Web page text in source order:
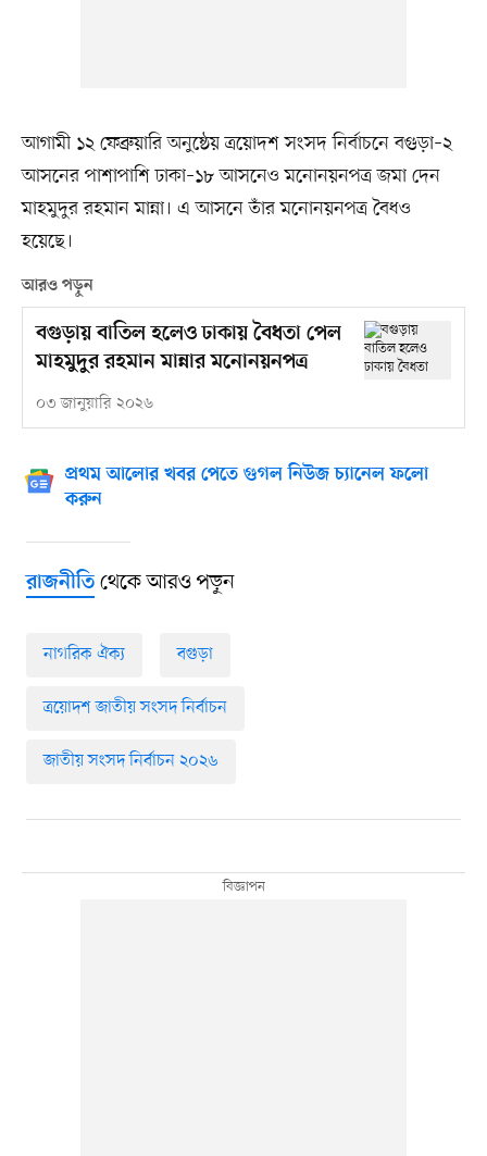
আগামী ১২ ফেব্রুয়ারি অনুষ্ঠেয় ত্রয়োদশ সংসদ নির্বাচনে বগুড়া–২
আসনের পাশাপাশি ঢাকা–১৮ আসনেও মনোনয়নপত্র জমা দেন
মাহমুদুর রহমান মান্না। এ আসনে তাঁর মনোনয়নপত্র বৈধও
হয়েছে।
আরও পড়ুন
বগুড়ায় বাতিল হলেও ঢাকায় বৈধতা পেল
মাহমুদুর রহমান মান্নার মনোনয়নপত্র
০৩ জানুয়ারি ২০২৬
প্রথম আলোর খবর পেতে গুগল নিউজ চ্যানেল ফলো
করুন
রাজনীতিথেকে আরও পড়ুন
নাগরিক ঐক্য বগুড়া
ত্রয়োদশ জাতীয় সংসদ নির্বাচন
জাতীয় সংসদ নির্বাচন ২০২৬